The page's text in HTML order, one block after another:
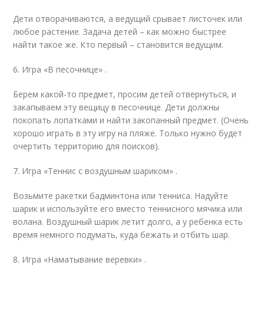
Дети отворачиваются, а ведущий срывает листочек или
любое растение. Задача детей – как можно быстрее
найти такое же. Кто первый – становится ведущим.
6. Игра «В песочнице» .
Берем какой-то предмет, просим детей отвернуться, и
закапываем эту вещицу в песочнице. Дети должны
покопать лопатками и найти закопанный предмет. (Очень
хорошо играть в эту игру на пляже. Только нужно будет
очертить территорию для поисков).
7. Игра «Теннис с воздушным шариком» .
Возьмите ракетки бадминтона или тенниса. Надуйте
шарик и используйте его вместо теннисного мячика или
волана. Воздушный шарик летит долго, а у ребенка есть
время немного подумать, куда бежать и отбить шар.
8. Игра «Наматывание веревки» .